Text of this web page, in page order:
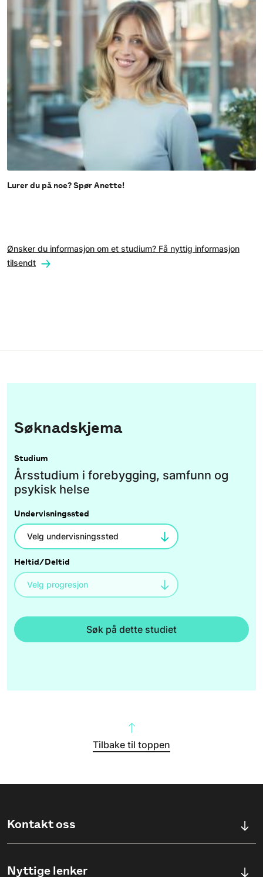
Lurer du på noe? Spør Anette!
Ønsker du informasjon om et studium? Få nyttig informasjon
tilsendt
Søknadskjema
Studium
Årsstudium i forebygging, samfunn og
psykisk helse
Undervisningssted
Heltid/Deltid
Søk på dette studiet
Tilbake til toppen
Kontakt oss
Nyttige lenker